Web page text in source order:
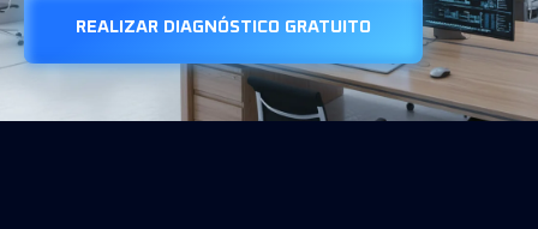
REALIZAR DIAGNÓSTICO GRATUITO